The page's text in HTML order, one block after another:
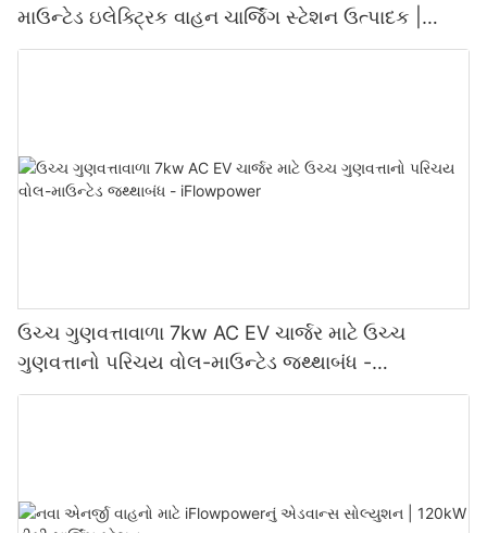
માઉન્ટેડ ઇલેક્ટ્રિક વાહન ચાર્જિંગ સ્ટેશન ઉત્પાદક |
iFlowPower2
ઉચ્ચ ગુણવત્તાવાળા 7kw AC EV ચાર્જર માટે ઉચ્ચ
ગુણવત્તાનો પરિચય વોલ-માઉન્ટેડ જથ્થાબંધ -
iFlowpower